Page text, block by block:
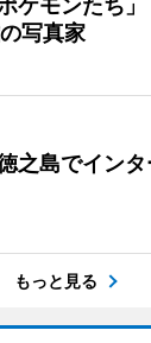
ケモンたち
写真家
之島でイン
もっと見る